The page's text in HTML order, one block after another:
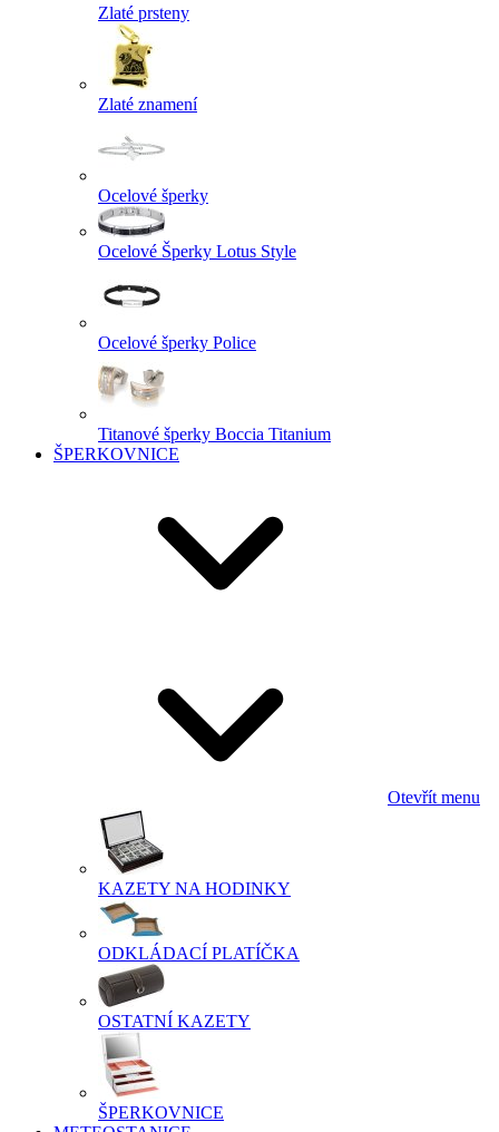
Zlaté prsteny
Zlaté znamení
Ocelové šperky
Ocelové Šperky Lotus Style
Ocelové šperky Police
Titanové šperky Boccia Titanium
ŠPERKOVNICE
Otevřít menu
KAZETY NA HODINKY
ODKLÁDACÍ PLATÍČKA
OSTATNÍ KAZETY
ŠPERKOVNICE